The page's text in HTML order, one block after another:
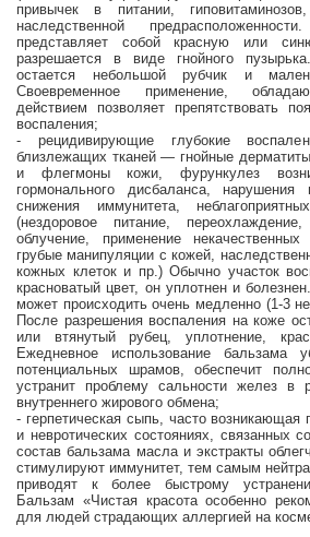
привычек в питании,
наследственной
представляет собой красную или
разрешается в виде гнойного
остается небольшой рубчик и
Своевременное применение,
действием позволяет препятствовать
воспаления;
- рецидивирующие глубокие
близлежащих тканей — гнойные
и флегмоны кожи, фурункулез
гормонального дисбаланса, нарушения
снижения иммунитета,
(нездоровое питание,
облучение, применение некачественных
грубые манипуляции с кожей,
кожных клеток и пр.) Обычно участок
красноватый цвет, он уплотнен и
может происходить очень медленно (1-3
После разрешения воспаления на коже
или втянутый рубец, уплотнение,
Ежедневное использование бальзама
потенциальных шрамов, обеспечит
устранит проблему сальности желез в
внутреннего жирового обмена;
- герпетическая сыпь, часто возникающая
и невротических состояниях, связанных
состав бальзама масла и экстракты
стимулируют иммунитет, тем самым
приводят к более быстрому
Бальзам «Чистая красота особенно
для людей страдающих аллергией на